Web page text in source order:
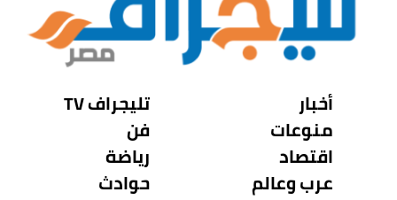
أخبار
منوعات
اقتصاد
عرب وعالم
تليجراف TV
فن
رياضة
حوادث